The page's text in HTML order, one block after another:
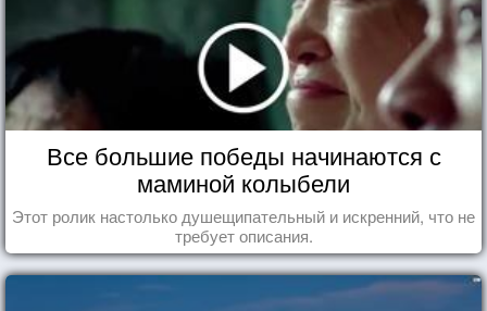
Все большие победы начинаются с
маминой колыбели
Этот ролик настолько душещипательный и искренний, что не
требует описания.